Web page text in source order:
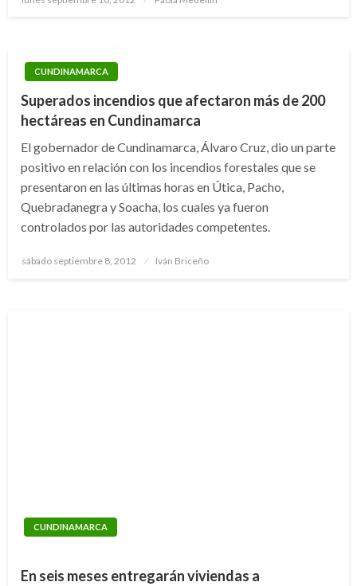
CUNDINAMARCA
Superados incendios que afectaron más de 200
hectáreas en Cundinamarca
El gobernador de Cundinamarca, Álvaro Cruz, dio un parte
positivo en relación con los incendios forestales que se
presentaron en las últimas horas en Útica, Pacho,
Quebradanegra y Soacha, los cuales ya fueron
controlados por las autoridades competentes.
Publicado
sábado septiembre 8, 2012 Iván Briceño
CUNDINAMARCA
En seis meses entregarán viviendas a